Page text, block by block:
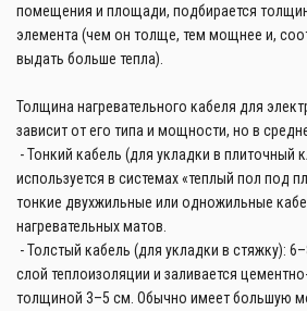
помещения и площади, подбирается
элемента (чем он толще, тем мощнее и,
выдать больше тепла).
Толщина нагревательного кабеля для
зависит от его типа и мощности, но в
- Тонкий кабель (для укладки в плиточный
используется в системах «теплый пол под
тонкие двухжильные или одножильные
нагревательных матов.
- Толстый кабель (для укладки в стяжку):
слой теплоизоляции и заливается
толщиной 3–5 см. Обычно имеет большую